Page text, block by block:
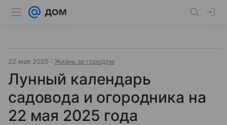
22 мая 2025 Жизнь за городом
Лунный календарь
садовода и огородника на
22 мая 2025 года